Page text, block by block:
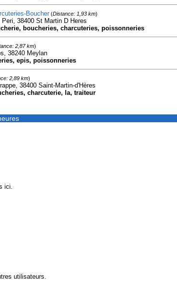
Boucher(Distance: 1,93 km)
Peri, 38400 St Martin D Heres
boucheries, charcuteries, poissonneries
2,87 km)
38240 Meylan
epis, poissonneries
2,89 km)
38400 Saint-Martin-d'Hères
charcuterie, la, traiteur
ici.
utilisateurs.